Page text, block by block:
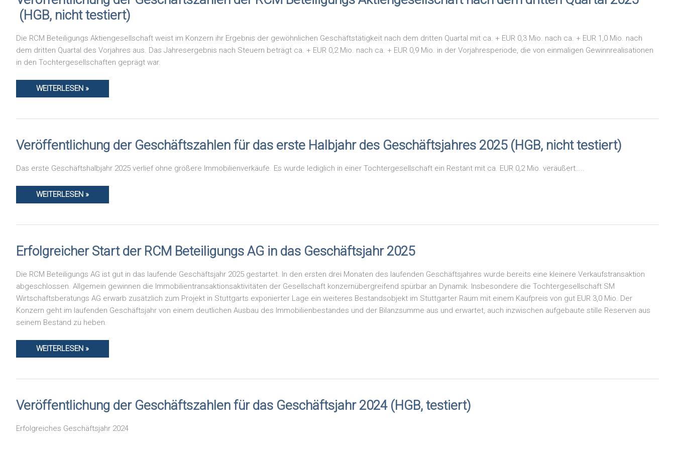
(HGB, nicht testiert)
Die RCM Beteiligungs Aktiengesellschaft weist im Konzern ihr Ergebnis der gewöhnlichen Geschäftstätigkeit nach dem dritten Quartal mit ca. + EUR 0,3 Mio. nach ca. + EUR 1,0 Mio. nach
dem dritten Quartal des Vorjahres aus. Das Jahresergebnis nach Steuern beträgt ca. + EUR 0,2 Mio. nach ca. + EUR 0,9 Mio. in der Vorjahresperiode, die von einmaligen Gewinnrealisationen
in den Tochtergesellschaften geprägt war.
DER
GESCHÄFTSZAHLEN
DER
AKTIENGESELLSCHAFT
NACH
DEM
DRITTEN
2025
(HGB,
NICHT
WEITERLESEN »
Veröffentlichung der Geschäftszahlen für das erste Halbjahr des Geschäftsjahres 2025 (HGB, nicht testiert)
Das erste Geschäftshalbjahr 2025 verlief ohne größere Immobilienverkäufe. Es wurde lediglich in einer Tochtergesellschaft ein Restant mit ca. EUR 0,2 Mio. veräußert…..
VERÖFFENTLICHUNG
DER
DAS
HALBJAHR
DES
NICHT
WEITERLESEN »
Erfolgreicher Start der RCM Beteiligungs AG in das Geschäftsjahr 2025
Die RCM Beteiligungs AG ist gut in das laufende Geschäftsjahr 2025 gestartet. In den ersten drei Monaten des laufenden Geschäftsjahres wurde bereits eine kleinere Verkaufstransaktion
abgeschlossen. Allgemein gewinnen die Immobilientransaktionsaktivitäten der Gesellschaft konzernübergreifend spürbar an Dynamik. Insbesondere die Tochtergesellschaft SM
Wirtschaftsberatungs AG erwarb zusätzlich zum Projekt in Stuttgarts exponierter Lage ein weiteres Bestandsobjekt im Stuttgarter Raum mit einem Kaufpreis von gut EUR 3,0 Mio. Der
Konzern geht im laufenden Geschäftsjahr von einem deutlichen Ausbau des Immobilienbestandes und der Bilanzsumme aus und erwartet, auch inzwischen aufgebaute stille Reserven aus
seinem Bestand zu heben.
ERFOLGREICHER
START
RCM
BETEILIGUNGS
AG
DAS
GESCHÄFTSJAHR
2025
WEITERLESEN »
Veröffentlichung der Geschäftszahlen für das Geschäftsjahr 2024 (HGB, testiert)
Erfolgreiches Geschäftsjahr 2024
VERÖFFENTLICHUNG
DER
FÜR
DAS